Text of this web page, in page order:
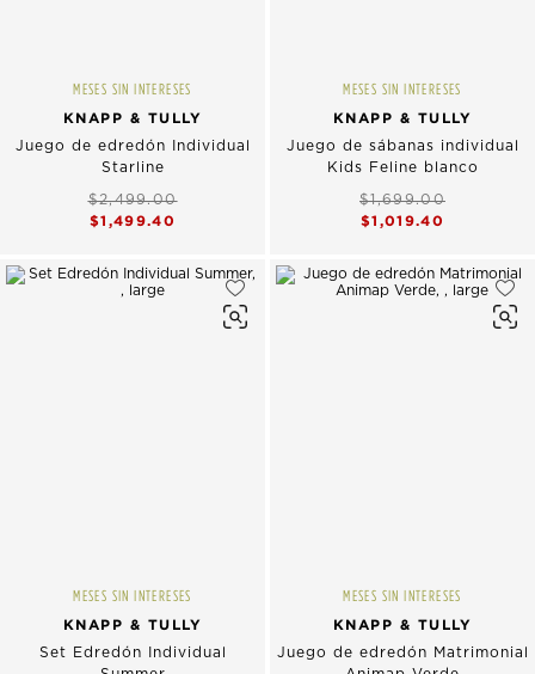
MESES SIN INTERESES
KNAPP & TULLY
Juego de edredón Individual
Starline
$2,499.00
$1,499.40
MESES SIN INTERESES
KNAPP & TULLY
Juego de sábanas individual
Kids Feline blanco
$1,699.00
$1,019.40
MESES SIN INTERESES
KNAPP & TULLY
Set Edredón Individual
MESES SIN INTERESES
KNAPP & TULLY
Juego de edredón Matrimonial